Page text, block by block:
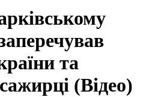
та
(Відео)